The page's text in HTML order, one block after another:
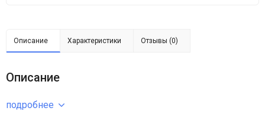
Описание Характеристики Отзывы (0)
Описание
подробнее